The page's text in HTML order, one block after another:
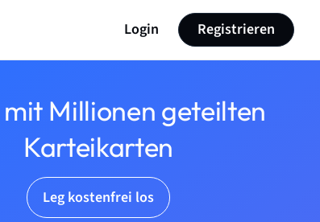
Login Registrieren
Millionen geteilten
Karteikarten
Leg kostenfrei los